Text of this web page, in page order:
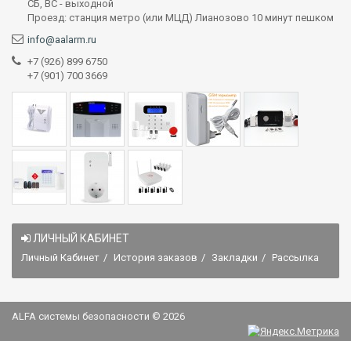
СБ, ВС - выходной
Проезд: станция метро (или МЦД) Лианозово 10 минут пешком
info@aalarm.ru
+7 (926) 899 6750
+7 (901) 700 3669
ЛИЧНЫЙ КАБИНЕТ
Личный Кабинет История заказов Закладки Рассылка
ALFA системы безопасности © 2026